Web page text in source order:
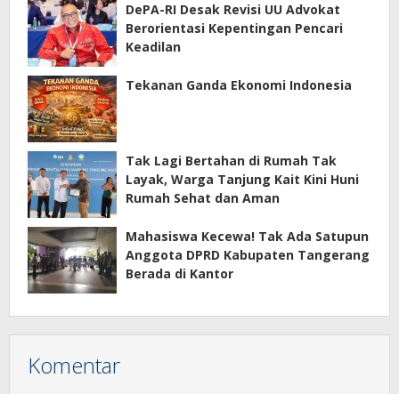
DePA-RI Desak Revisi UU Advokat
Berorientasi Kepentingan Pencari
Keadilan
Tekanan Ganda Ekonomi Indonesia
Tak Lagi Bertahan di Rumah Tak
Layak, Warga Tanjung Kait Kini Huni
Rumah Sehat dan Aman
Mahasiswa Kecewa! Tak Ada Satupun
Anggota DPRD Kabupaten Tangerang
Berada di Kantor
Komentar